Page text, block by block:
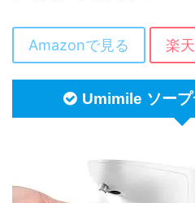
Amazonで見る 楽
Umimile ソー